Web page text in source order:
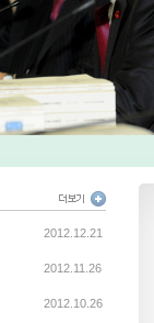
2012.12.21
2012.11.26
2012.10.26